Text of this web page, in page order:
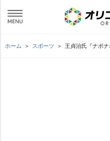
ホーム スポーツ 王貞治氏『ナボ